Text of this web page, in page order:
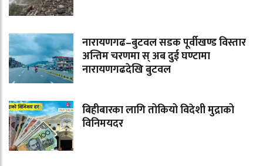
नारायणगढ–बुटवल सडक पूर्वीखण्ड विस्तार
अन्तिम चरणमा स् अब दुई घण्टामा
नारायणगढदेखि बुटवल
बिहीबारका लागि तोकियो विदेशी मुद्राको
विनिमयदर